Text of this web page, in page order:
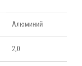
Алюминий
2,0